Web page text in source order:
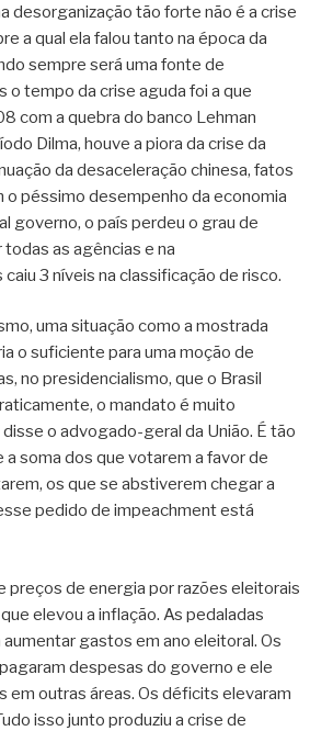
desorganização tão forte não é a crise
a qual ela falou tanto na época da
sempre será uma fonte de
o tempo da crise aguda foi a que
com a quebra do banco Lehman
Dilma, houve a piora da crise da
da desaceleração chinesa, fatos
o péssimo desempenho da economia
governo, o país perdeu o grau de
as agências e na
caiu 3 níveis na classificação de risco.
uma situação como a mostrada
o suficiente para uma moção de
no presidencialismo, que o Brasil
o mandato é muito
o advogado-geral da União. É tão
soma dos que votarem a favor de
os que se abstiverem chegar a
pedido de impeachment está
preços de energia por razões eleitorais
elevou a inflação. As pedaladas
gastos em ano eleitoral. Os
despesas do governo e ele
em outras áreas. Os déficits elevaram
isso junto produziu a crise de